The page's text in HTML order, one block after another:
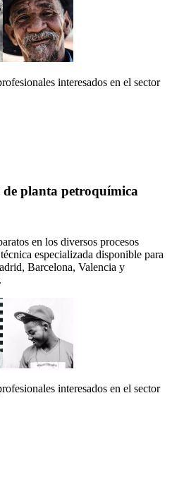
interesados en el sector
planta petroquímica
en los diversos procesos
especializada disponible para
Barcelona, Valencia y
interesados en el sector